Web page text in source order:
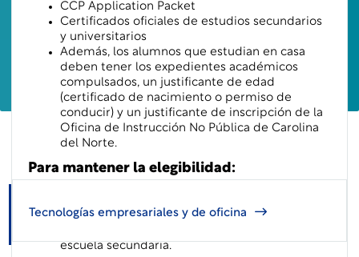
CCP Application Packet
Certificados oficiales de estudios secundarios
y universitarios
Además, los alumnos que estudian en casa
deben tener los expedientes académicos
compulsados, un justificante de edad
(certificado de nacimiento o permiso de
conducir) y un justificante de inscripción de la
Oficina de Instrucción No Pública de Carolina
del Norte.
Para mantener la elegibilidad:
al menos dos cursos.
escuela secundaria.
Tecnologías empresariales y de oficina